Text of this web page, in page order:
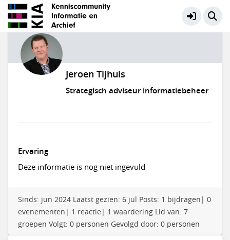
Jeroen Tijhuis
Strategisch adviseur informatiebeheer
Ervaring
Deze informatie is nog niet ingevuld
Sinds: jun 2024 Laatst gezien: 6 jul Posts: 1 bijdragen| 0
evenementen| 1 reactie| 1 waardering Lid van: 7
groepen Volgt: 0 personen Gevolgd door: 0 personen